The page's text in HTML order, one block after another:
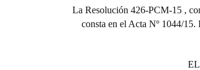
La Resolución 426-PCM-15 ,
consta en el Acta Nº 1044/